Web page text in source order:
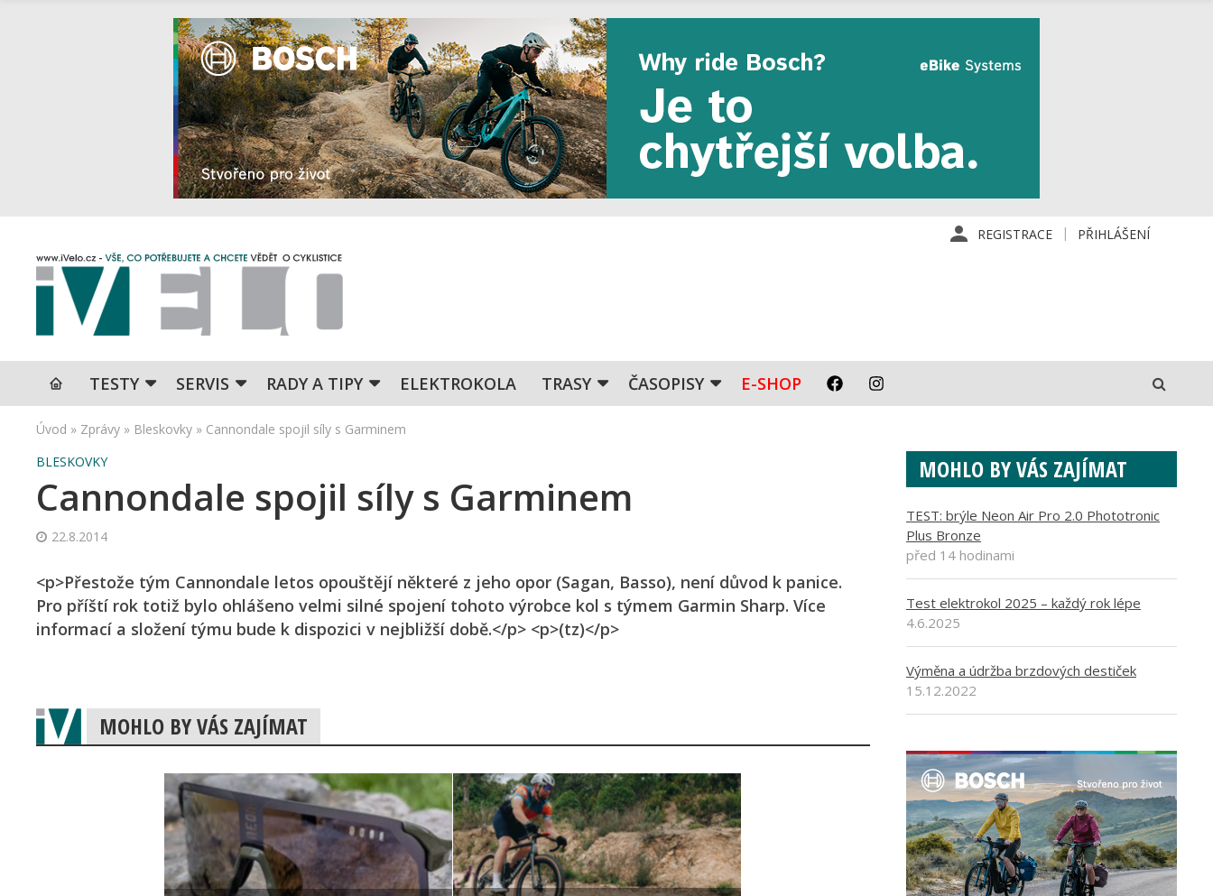
REGISTRACE PŘIHLÁŠENÍ
TESTY SERVIS RADY A TIPY ELEKTROKOLA TRASY ČASOPISY E-SHOP
Úvod » Zprávy » Bleskovky » Cannondale spojil síly s Garminem
BLESKOVKY
Cannondale spojil síly s Garminem
22.8.2014
<p>Přestože tým Cannondale letos opouštějí některé z jeho opor (Sagan, Basso), není důvod k panice.
Pro příští rok totiž bylo ohlášeno velmi silné spojení tohoto výrobce kol s týmem Garmin Sharp. Více
informací a složení týmu bude k dispozici v nejbližší době.</p> <p>(tz)</p>
MOHLO BY VÁS ZAJÍMAT
MOHLO BY VÁS ZAJÍMAT
TEST: brýle Neon Air Pro 2.0 Phototronic
Plus Bronze
před 14 hodinami
Test elektrokol 2025 – každý rok lépe
4.6.2025
Výměna a údržba brzdových destiček
15.12.2022